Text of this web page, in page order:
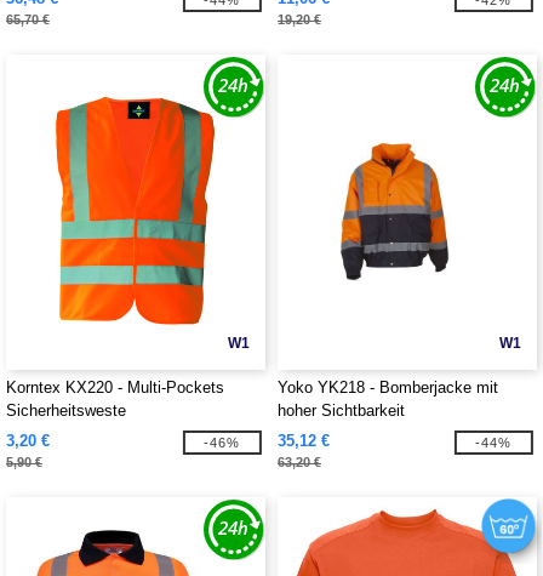
65,70 € 19,20 €
W1
Korntex KX220 - Multi-Pockets
Sicherheitsweste
3,20 €
5,90 €
-46%
W1
Yoko YK218 - Bomberjacke mit
hoher Sichtbarkeit
35,12 €
63,20 €
-44%